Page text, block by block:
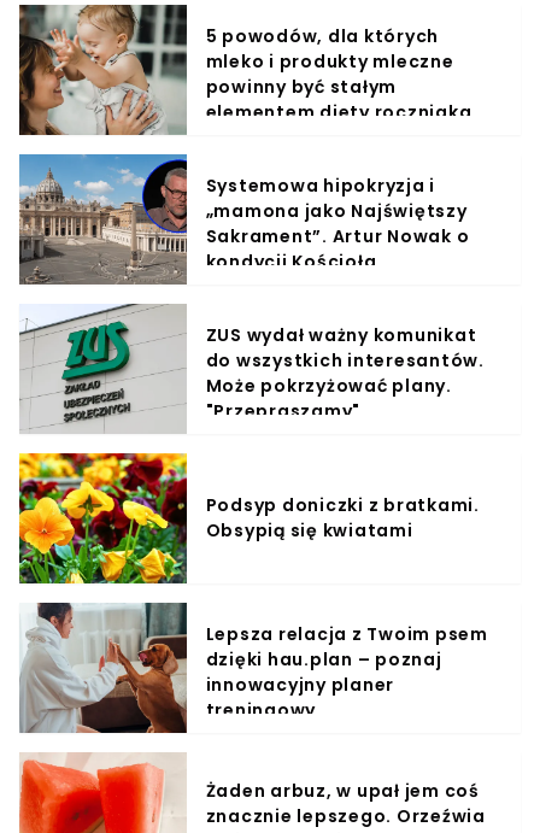
5 powodów, dla których
mleko i produkty mleczne
powinny być stałym
elementem diety roczniaka
Systemowa hipokryzja i
„mamona jako Najświętszy
Sakrament”. Artur Nowak o
kondycji Kościoła
ZUS wydał ważny komunikat
do wszystkich interesantów.
Może pokrzyżować plany.
"Przepraszamy"
Podsyp doniczki z bratkami.
Obsypią się kwiatami
Lepsza relacja z Twoim psem
dzięki hau.plan – poznaj
innowacyjny planer
treningowy
Żaden arbuz, w upał jem coś
znacznie lepszego. Orzeźwia